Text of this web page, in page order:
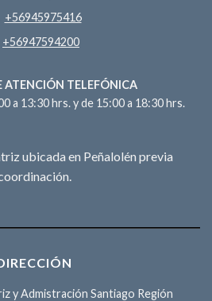
+56945975416
+56947594200
ATENCIÓN TELEFÓNICA
a 13:30 hrs. y de 15:00 a 18:30 hrs.
ubicada en Peñalolén previa
y Admistración Santiago Región